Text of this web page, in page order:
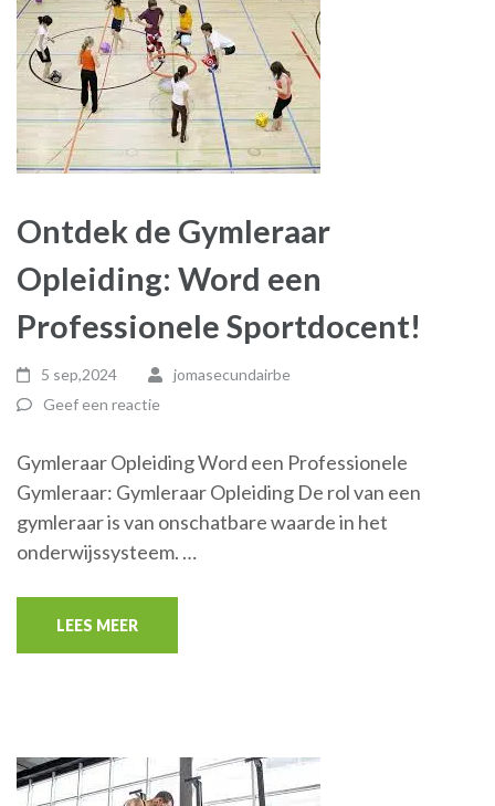
Ontdek de Gymleraar
Opleiding: Word een
Professionele Sportdocent!
5 sep,2024
jomasecundairbe
Geef een reactie
Gymleraar Opleiding Word een Professionele
Gymleraar: Gymleraar Opleiding De rol van een
gymleraar is van onschatbare waarde in het
onderwijssysteem. …
LEES MEER